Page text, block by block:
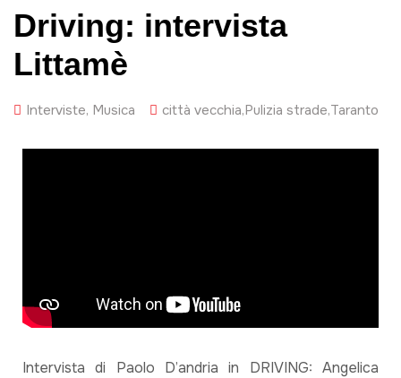
Driving: intervista
Littamè
Interviste, Musica città vecchia,Pulizia strade,Taranto
Intervista di Paolo D’andria in DRIVING: Angelica